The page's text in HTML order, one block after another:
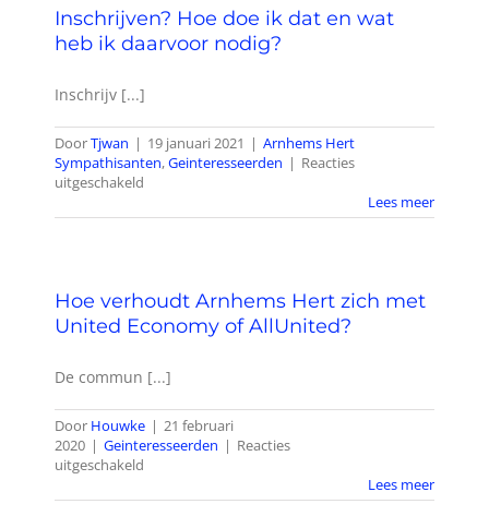
betaalsysteem
van
Social
Organisation
Inschrijven? Hoe doe ik dat en wat
heb ik daarvoor nodig?
Inschrijv [...]
DoorTjwan | 19 januari 2021 | Arnhems Hert
Sympathisanten,Geinteresseerden | Reacties
uitgeschakeld
Hoe
en
wat
heb
daarvoor
Lees meer
Hoe verhoudt Arnhems Hert zich met
United Economy of AllUnited?
De commun [...]
Door Houwke | 21 februari
2020 | Geinteresseerden | Reacties
uitgeschakeld
verhoudt
Lees meer